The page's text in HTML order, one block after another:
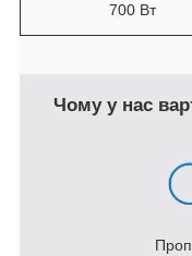
700 Вт
Чому у нас